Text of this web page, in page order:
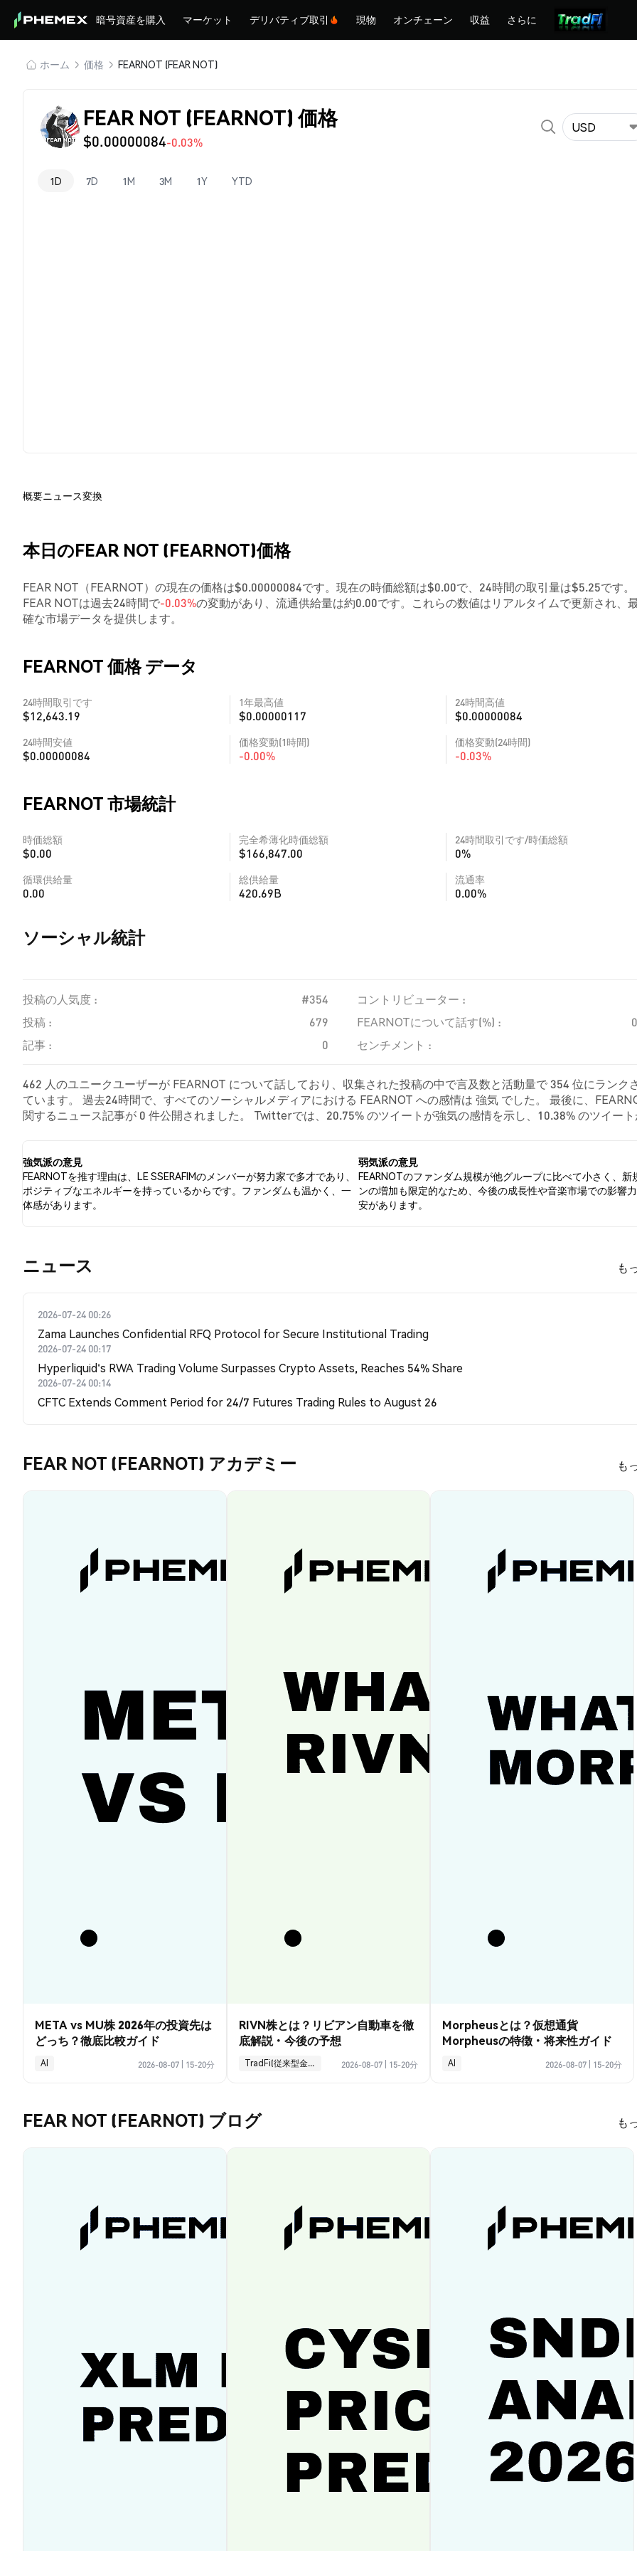
暗号資産を購入 マーケット デリバティブ取引 現物 オンチェーン 収益 さらに
ホーム 価格 FEARNOT (FEAR NOT)
FEAR NOT (FEARNOT) 価格
$0.00000084-0.03%
USD
1D 7D 1M 3M 1Y YTD
概要ニュース変換
本日のFEAR NOT (FEARNOT)価格
FEAR NOT（FEARNOT）の現在の価格は$0.00000084です。現在の時価総額は$0.00で、24時間の取引量は$5.25です。
FEAR NOTは過去24時間で-0.03%の変動があり、流通供給量は約0.00です。これらの数値はリアルタイムで更新され、
確な市場データを提供します。
FEARNOT 価格 データ
24時間取引です
$12,643.19
1年最高値
$0.00000117
24時間高値
$0.00000084
24時間安値
$0.00000084
価格変動(1時間)
-0.00%
価格変動(24時間)
-0.03%
FEARNOT 市場統計
時価総額
$0.00
完全希薄化時価総額
$166,847.00
24時間取引です/時価総額
0%
循環供給量
0.00
総供給量
420.69B
流通率
0.00%
ソーシャル統計
投稿の人気度 : #354
コントリビューター :
投稿 :
679 FEARNOTについて話す(%) :
記事 :
0 センチメント :
462 人のユニークユーザーが FEARNOT について話しており、収集された投稿の中で言及数と活動量で 354 位にランク
ています。 過去24時間で、すべてのソーシャルメディアにおける FEARNOT への感情は 強気 でした。 最後に、
関するニュース記事が 0 件公開されました。 Twitterでは、20.75% のツイートが強気の感情を示し、10.38% のツイー
強気派の意見
FEARNOTを推す理由は、LE SSERAFIMのメンバーが努力家で多才であり、
ポジティブなエネルギーを持っているからです。ファンダムも温かく、一
体感があります。
弱気派の意見
FEARNOTのファンダム規模が他グループに比べて小さく、新
ンの増加も限定的なため、今後の成長性や音楽市場での影響
安があります。
​​ニュース​​ も
2026-07-24 00:26
Zama Launches Confidential RFQ Protocol for Secure Institutional Trading
2026-07-24 00:17
Hyperliquid's RWA Trading Volume Surpasses Crypto Assets, Reaches 54% Share
2026-07-24 00:14
CFTC Extends Comment Period for 24/7 Futures Trading Rules to August 26
FEAR NOT (FEARNOT) アカデミー も
META vs MU株 2026年の投資先は
どっち？徹底比較ガイド
AI 2026-08-07 15-20分
RIVN株とは？リビアン自動車を徹
底解説・今後の予想
TradFi(従来型金融) 2026-08-07 15-20分
Morpheusとは？仮想通貨
Morpheusの特徴・将来性ガイド
AI 2026-08-07 15-20分
FEAR NOT (FEARNOT) ブログ も